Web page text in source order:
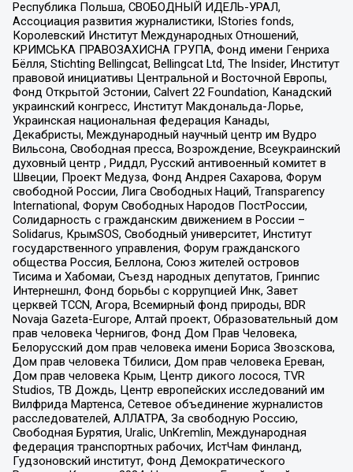
Республика Польша, СВОБОДНЫЙ ИДЕЛЬ-УРАЛ,
Ассоциация развития журналистики, IStories fonds,
Королевский Институт Международных Отношений,
КРИМСЬКА ПРАВОЗАХИСНА ГРУПА, Фонд имени Генриха
Бёлля, Stichting Bellingcat, Bellingcat Ltd, The Insider, Институт
правовой инициативы Центральной и Восточной Европы,
Фонд Открытой Эстонии, Calvert 22 Foundation, Канадский
украинский конгресс, Институт Макдональда-Лорье,
Украинская национальная федерация Канады,
Декабристы, Международный научный центр им Вудро
Вильсона, Свободная пресса, Возрождение, Всеукраинский
духовный центр , Риддл, Русский антивоенный комитет в
Швеции, Проект Медуза, Фонд Андрея Сахарова, Форум
свободной России, Лига Свободных Наций, Transparеncy
International, Форум Свободных Народов ПостРоссии,
Солидарность с гражданским движением в России –
Solidarus, КрымSOS, Свободный университет, Институт
государственного управления, Форум гражданского
общества Россия, Беллона, Союз жителей островов
Тисима и Хабомаи, Съезд народных депутатов, Гринпис
Интернешнл, Фонд борьбы с коррупцией Инк, Завет
церквей TCCN, Агора, Всемирный фонд природы, BDR
Novaja Gazeta-Europe, Алтай проект, Образовательный дом
прав человека Чернигов, Фонд Дом Прав Человека,
Белорусский дом прав человека имени Бориса Звозскова,
Дом прав человека Тбилиси, Дом прав человека Ереван,
Дом прав человека Крым, Центр дикого лосося, TVR
Studios, ТВ Дождь, Центр европейских исследований им
Вилфрида Мартенса, Сетевое объединение журналистов
расследователей, АЛЛАТРА, За свободную Россию,
Свободная Бурятия, Uralic, UnKremlin, Международная
федерация транспортных рабочих, ИстЧам Финланд,
Гудзоновский институт, Фонд Демократического